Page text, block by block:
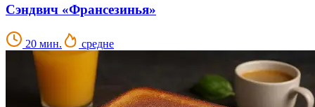
Сэндвич «Франсезинья»
20 мин. средне